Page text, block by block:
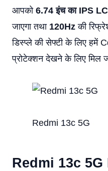
आपको 6.74 इंच का IPS
जाएगा तथा 120Hz की
डिस्प्ले की सेफ्टी के लिए हमें
प्रोटेक्शन देखने के लिए मिल
Redmi 13c 5G
Redmi 13c